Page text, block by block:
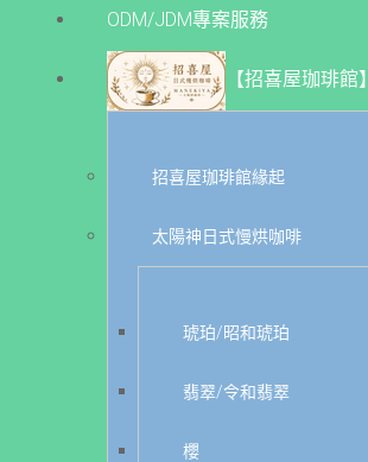
ODM/JDM專案服務
【招喜屋珈琲館】
招喜屋珈琲館緣起
太陽神日式慢烘咖啡
琥珀/昭和琥珀
翡翠/令和翡翠
櫻